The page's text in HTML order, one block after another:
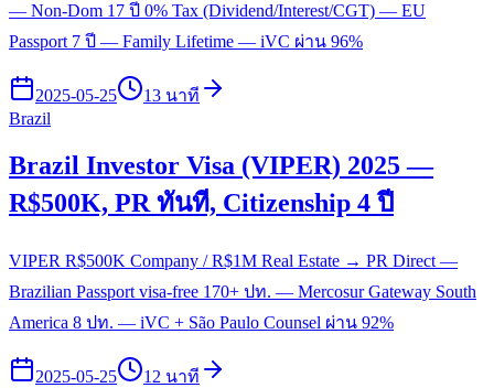
— Non-Dom 17 ปี 0% Tax (Dividend/Interest/CGT) — EU
Passport 7 ปี — Family Lifetime — iVC ผ่าน 96%
2025-05-25
13 นาที
Brazil
Brazil Investor Visa (VIPER) 2025 —
R$500K, PR ทันที, Citizenship 4 ปี
VIPER R$500K Company / R$1M Real Estate → PR Direct —
Brazilian Passport visa-free 170+ ปท. — Mercosur Gateway South
America 8 ปท. — iVC + São Paulo Counsel ผ่าน 92%
2025-05-25
12 นาที